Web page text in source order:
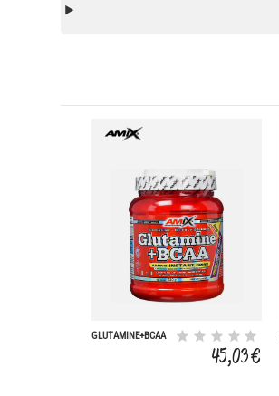
GLUTAMINE+BCAA
45,03 €